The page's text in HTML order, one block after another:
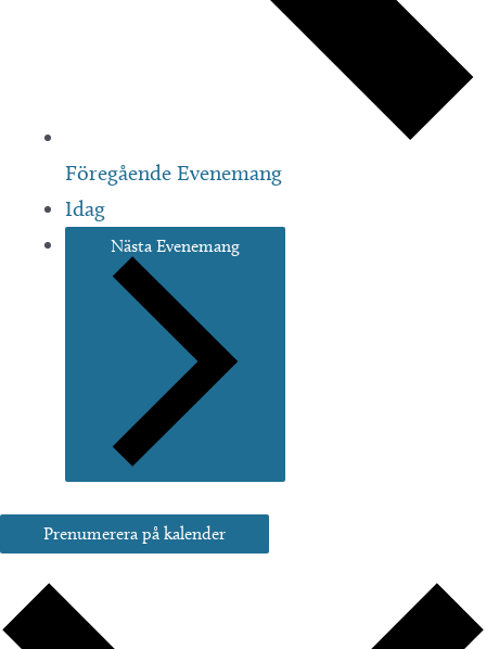
Föregående Evenemang
Idag
Nästa Evenemang
Prenumerera på kalender